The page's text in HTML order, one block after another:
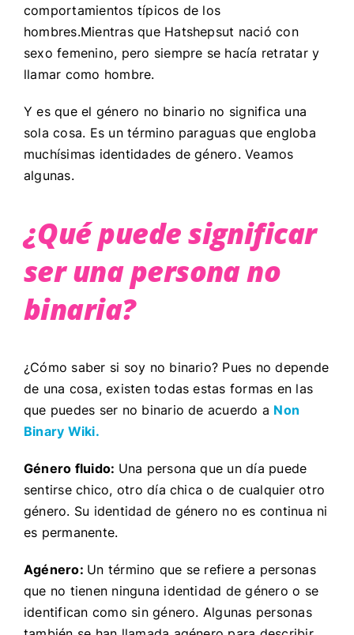
comportamientos típicos de los
hombres.Mientras que Hatshepsut nació con
sexo femenino, pero siempre se hacía retratar y
llamar como hombre.
Y es que el género no binario no significa una
sola cosa. Es un término paraguas que engloba
muchísimas identidades de género. Veamos
algunas.
¿Qué puede significar
ser una persona no
binaria?
¿Cómo saber si soy no binario? Pues no depende
de una cosa, existen todas estas formas en las
que puedes ser no binario de acuerdo a Non
Binary Wiki.
Género fluido: Una persona que un día puede
sentirse chico, otro día chica o de cualquier otro
género. Su identidad de género no es continua ni
es permanente.
Agénero: Un término que se refiere a personas
que no tienen ninguna identidad de género o se
identifican como sin género. Algunas personas